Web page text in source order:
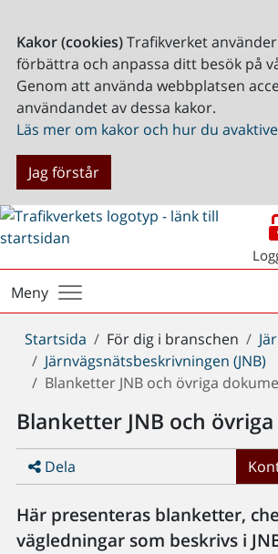
Kakor (cookies)Trafikverket
förbättra och anpassa ditt besök på
Genom att använda webbplatsen
användandet av dessa kakor.
Läs mer om kakor och hur du
Jag förstår
Meny
Du
är
här:
Startsida För dig i branschen
Järnvägsnätsbeskrivningen (JNB)
Blanketter JNB och övriga
Blanketter JNB och
Dela
Här presenteras blanketter,
vägledningar som beskrivs i